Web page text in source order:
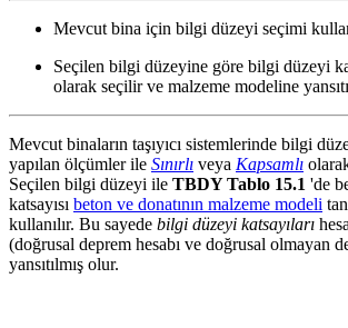
Mevcut bina için bilgi düzeyi seçimi
Seçilen bilgi düzeyine göre bilgi düzeyi
olarak seçilir ve malzeme modeline
Mevcut binaların taşıyıcı sistemlerinde bilgi
yapılan ölçümler ile Sınırlı veya Kapsamlı
Seçilen bilgi düzeyi ile TBDY Tablo 15.1 'de
katsayısı beton ve donatının malzeme modeli
kullanılır. Bu sayede bilgi düzeyi katsayıları
(doğrusal deprem hesabı ve doğrusal olmayan
yansıtılmış olur.